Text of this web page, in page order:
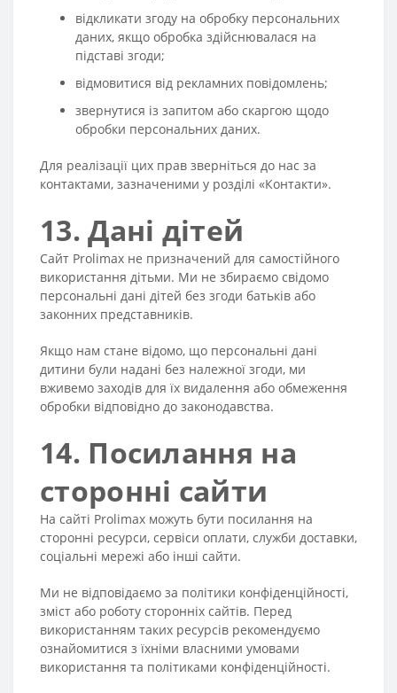
відкликати згоду на обробку персональних
даних, якщо обробка здійснювалася на
підставі згоди;
відмовитися від рекламних повідомлень;
звернутися із запитом або скаргою щодо
обробки персональних даних.
Для реалізації цих прав зверніться до нас за
контактами, зазначеними у розділі «Контакти».
13. Дані дітей
Сайт Prolimax не призначений для самостійного
використання дітьми. Ми не збираємо свідомо
персональні дані дітей без згоди батьків або
законних представників.
Якщо нам стане відомо, що персональні дані
дитини були надані без належної згоди, ми
вживемо заходів для їх видалення або обмеження
обробки відповідно до законодавства.
14. Посилання на
сторонні сайти
На сайті Prolimax можуть бути посилання на
сторонні ресурси, сервіси оплати, служби доставки,
соціальні мережі або інші сайти.
Ми не відповідаємо за політики конфіденційності,
зміст або роботу сторонніх сайтів. Перед
використанням таких ресурсів рекомендуємо
ознайомитися з їхніми власними умовами
використання та політиками конфіденційності.